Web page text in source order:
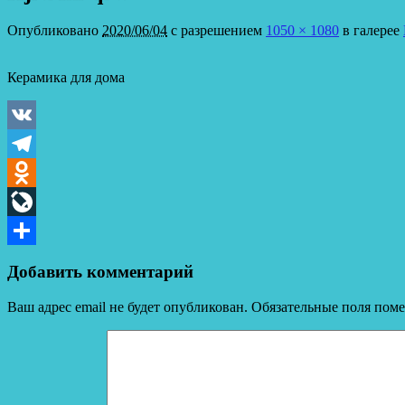
Опубликовано 2020/06/04 с разрешением 1050 × 1080 в галерее
Керамика для дома
VK
Telegram
Odnoklassniki
LiveJournal
Добавить комментарий
Ваш адрес email не будет опубликован. Обязательные поля